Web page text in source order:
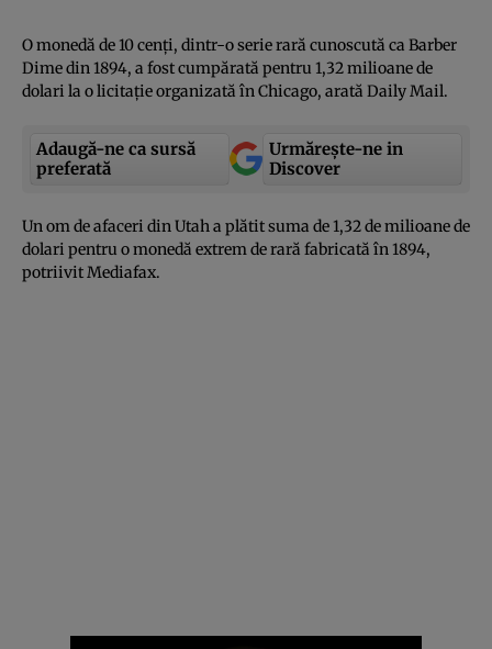
O monedă de 10 cenţi, dintr-o serie rară cunoscută ca Barber
Dime din 1894, a fost cumpărată pentru 1,32 milioane de
dolari la o licitaţie organizată în Chicago, arată Daily Mail.
Adaugă-ne ca sursă
preferată
Urmărește-ne in
Discover
Un om de afaceri din Utah a plătit suma de 1,32 de milioane de
dolari pentru o monedă extrem de rară fabricată în 1894,
potriivit Mediafax.